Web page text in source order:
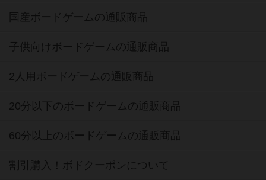
国産ボードゲームの通販商品
子供向けボードゲームの通販商品
2人用ボードゲームの通販商品
20分以下のボードゲームの通販商品
60分以上のボードゲームの通販商品
割引購入！ボドクーポンについて